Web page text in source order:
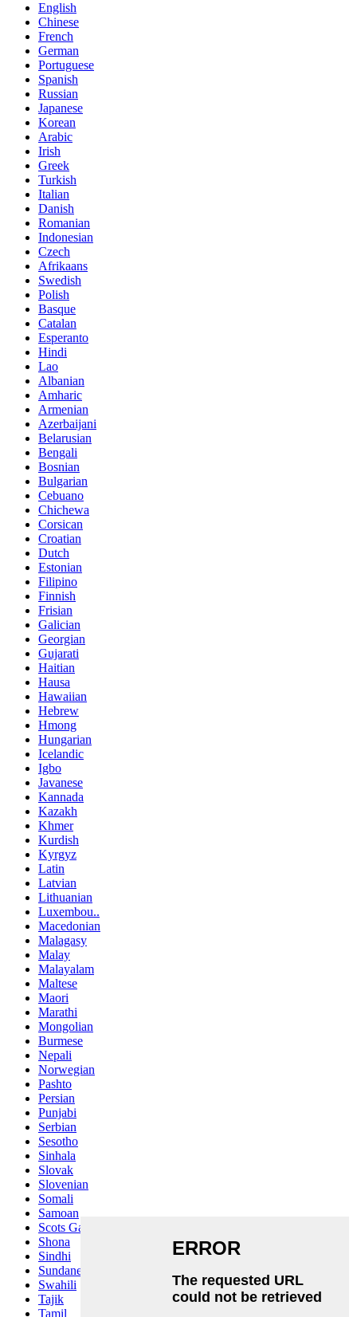
English
Chinese
French
German
Portuguese
Spanish
Russian
Japanese
Korean
Arabic
Irish
Greek
Turkish
Italian
Danish
Romanian
Indonesian
Czech
Afrikaans
Swedish
Polish
Basque
Catalan
Esperanto
Hindi
Lao
Albanian
Amharic
Armenian
Azerbaijani
Belarusian
Bengali
Bosnian
Bulgarian
Cebuano
Chichewa
Corsican
Croatian
Dutch
Estonian
Filipino
Finnish
Frisian
Galician
Georgian
Gujarati
Haitian
Hausa
Hawaiian
Hebrew
Hmong
Hungarian
Icelandic
Igbo
Javanese
Kannada
Kazakh
Khmer
Kurdish
Kyrgyz
Latin
Latvian
Lithuanian
Luxembou..
Macedonian
Malagasy
Malay
Malayalam
Maltese
Maori
Marathi
Mongolian
Burmese
Nepali
Norwegian
Pashto
Persian
Punjabi
Serbian
Sesotho
Sinhala
Slovak
Slovenian
Somali
Samoan
Scots Gaelic
Shona
Sindhi
Sundanese
Swahili
Tajik
Tamil